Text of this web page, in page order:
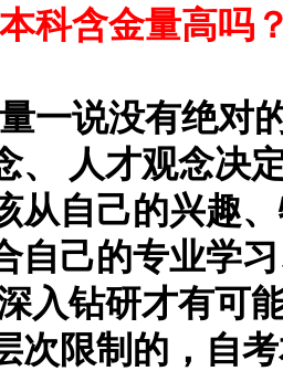
科含金量高吗
一说没有绝对
、 人才观念决
从自己的兴趣
自己的专业学
入钻研才有可
次限制的，自